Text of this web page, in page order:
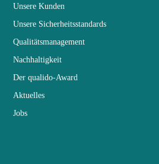
Unsere Kunden
Unsere Sicherheitsstandards
Qualitätsmanagement
Nachhaltigkeit
Der qualido-Award
Aktuelles
Jobs